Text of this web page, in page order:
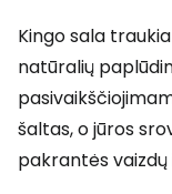
Kingo sala
natūralių
šaltas, o jūros
pakrantės vaizdų